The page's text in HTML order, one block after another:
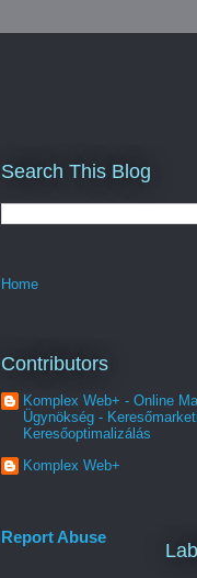
Search This Blog
Home
Contributors
Komplex Web+ - Online
Ügynökség -
Keresőoptimalizálás
Komplex Web+
Report Abuse